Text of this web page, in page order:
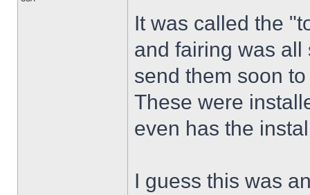
It was called the
and fairing was all
send them soon
These were
even has the
I guess this was